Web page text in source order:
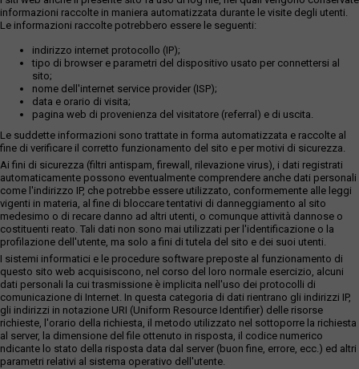
informazioni raccolte in maniera automatizzata durante le visite degli utenti.
Le informazioni raccolte potrebbero essere le seguenti:
indirizzo internet protocollo (IP);
tipo di browser e parametri del dispositivo usato per connettersi al
sito;
nome dell'internet service provider (ISP);
data e orario di visita;
pagina web di provenienza del visitatore (referral) e di uscita.
Le suddette informazioni sono trattate in forma automatizzata e raccolte al
fine di verificare il corretto funzionamento del sito e per motivi di sicurezza.
Ai fini di sicurezza (filtri antispam, firewall, rilevazione virus), i dati registrati
automaticamente possono eventualmente comprendere anche dati personali
come l'indirizzo IP, che potrebbe essere utilizzato, conformemente alle leggi
vigenti in materia, al fine di bloccare tentativi di danneggiamento al sito
medesimo o di recare danno ad altri utenti, o comunque attività dannose o
costituenti reato. Tali dati non sono mai utilizzati per l'identificazione o la
profilazione dell'utente, ma solo a fini di tutela del sito e dei suoi utenti.
I sistemi informatici e le procedure software preposte al funzionamento di
questo sito web acquisiscono, nel corso del loro normale esercizio, alcuni
dati personali la cui trasmissione è implicita nell'uso dei protocolli di
comunicazione di Internet. In questa categoria di dati rientrano gli indirizzi IP,
gli indirizzi in notazione URI (Uniform Resource Identifier) delle risorse
richieste, l'orario della richiesta, il metodo utilizzato nel sottoporre la richiesta
al server, la dimensione del file ottenuto in risposta, il codice numerico
ndicante lo stato della risposta data dal server (buon fine, errore, ecc.) ed altri
parametri relativi al sistema operativo dell'utente.